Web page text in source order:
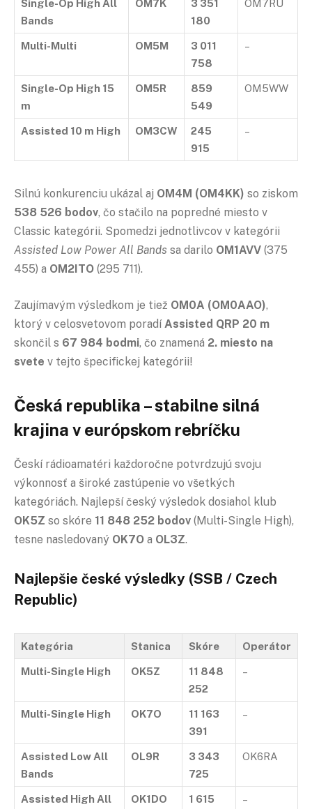
Single-Op High All
Bands
OM7K
3 351
180
OM7RU
Multi-Multi OM5M
3 011
758
–
Single-Op High 15
m
OM5R
859
549
OM5WW
Assisted 10 m High OM3CW
245
915
–
Silnú konkurenciu ukázal aj OM4M (OM4KK) so ziskom
538 526 bodov, čo stačilo na popredné miesto v
Classic kategórii. Spomedzi jednotlivcov v kategórii
Assisted Low Power All Bands sa darilo OM1AVV (375
455) a OM2ITO (295 711).
Zaujímavým výsledkom je tiež OM0A (OM0AAO),
ktorý v celosvetovom poradí Assisted QRP 20 m
skončil s 67 984 bodmi, čo znamená 2. miesto na
svete v tejto špecifickej kategórii!
Česká republika – stabilne silná
krajina v európskom rebríčku
Českí rádioamatéri každoročne potvrdzujú svoju
výkonnosť a široké zastúpenie vo všetkých
kategóriách. Najlepší český výsledok dosiahol klub
OK5Z so skóre 11 848 252 bodov (Multi-Single High),
tesne nasledovaný OK7O a OL3Z.
Najlepšie české výsledky (SSB / Czech
Republic)
Kategória Stanica Skóre Operátor
Multi-Single High OK5Z
11 848
252
–
Multi-Single High OK7O
11 163
391
–
Assisted Low All
Bands
OL9R
3 343
725
OK6RA
Assisted High All
OK1DO
1 615
–